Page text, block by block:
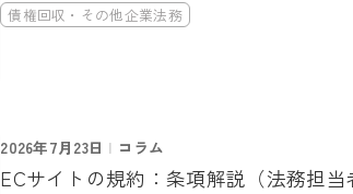
債権回収・その他企業法務
2026年7月23日 コラム
ECサイトの規約：条項解説（法務担当